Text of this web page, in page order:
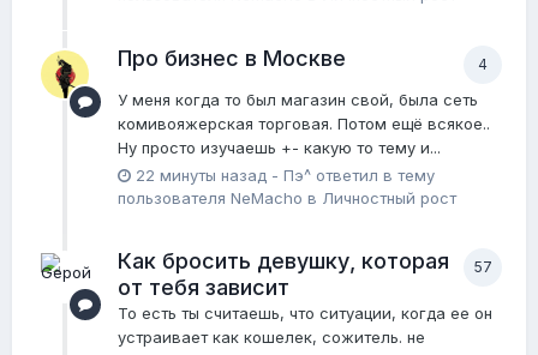
4
Про бизнес в Москве
У меня когда то был магазин свой, была сеть
комивояжерская торговая. Потом ещё всякое..
Ну просто изучаешь +- какую то тему и...
22 минуты назад - Пэ^ ответил в тему
пользователя NeMacho в Личностный рост
57
Как бросить девушку, которая
от тебя зависит
То есть ты считаешь, что ситуации, когда ее он
устраивает как кошелек, сожитель. не